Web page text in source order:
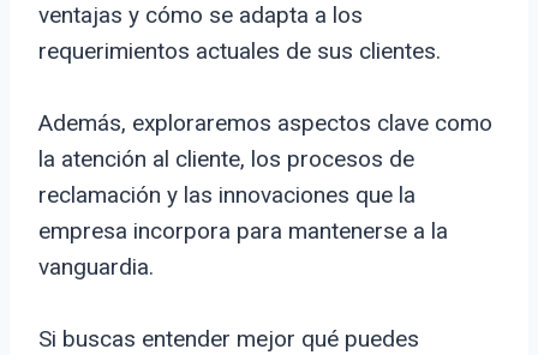
ventajas y cómo se adapta a los
requerimientos actuales de sus clientes.
Además, exploraremos aspectos clave como
la atención al cliente, los procesos de
reclamación y las innovaciones que la
empresa incorpora para mantenerse a la
vanguardia.
Si buscas entender mejor qué puedes